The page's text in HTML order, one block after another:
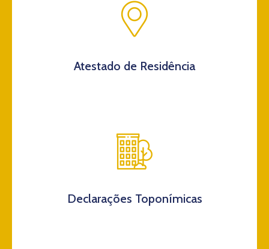
Atestado de Residência
Declarações Toponímicas